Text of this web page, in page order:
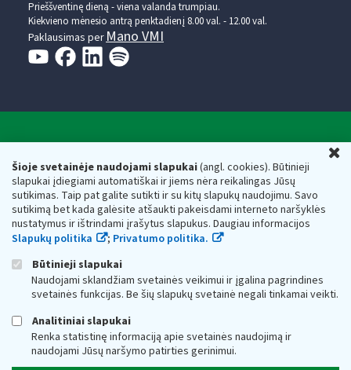
Šioje svetainėje naudojami slapukai(angl. cookies). Būtinieji
slapukai įdiegiami automatiškai ir jiems nėra reikalingas Jūsų
sutikimas. Taip pat galite sutikti ir su kitų slapukų naudojimu. Savo
sutikimą bet kada galėsite atšaukti pakeisdami interneto naršyklės
nustatymus ir ištrindami įrašytus slapukus. Daugiau informacijos
Slapukų politika
; Privatumo politika.
Būtinieji slapukai
Naudojami sklandžiam svetainės veikimui ir įgalina pagrindines
svetainės funkcijas. Be šių slapukų svetainė negali tinkamai veikti.
Analitiniai slapukai
Renka statistinę informaciją apie svetainės naudojimą ir
naudojami Jūsų naršymo patirties gerinimui.
Prieššventinę dieną - viena valanda trumpiau.
Kiekvieno mėnesio antrą penktadienį 8.00 val. - 12.00 val.
Paklausimas per Mano VMI
Respublikos finansų ministerijos
Biudžetinė įstaiga. Juridinio asmens kodas — 188659752,
adresas: Vasario 16-osios g. 14, 01107 Vilnius, Lietuva, el.paštas:
vmi@vmi.lt, E. pristatymo dėžutės adresas 188659752
Duomenys apie Valstybinę mokesčių inspekciją prie Lietuvos
Respublikos finansų ministerijos kaupiami ir saugomi Juridinių